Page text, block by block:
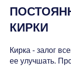
КИРКИ
Кирка - залог
ее улучшать.